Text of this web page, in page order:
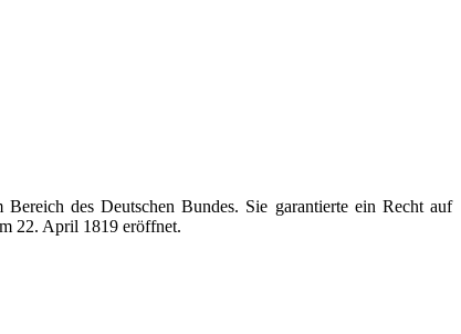
des Deutschen Bundes. Sie garantierte ein Recht auf
22. April 1819 eröffnet.